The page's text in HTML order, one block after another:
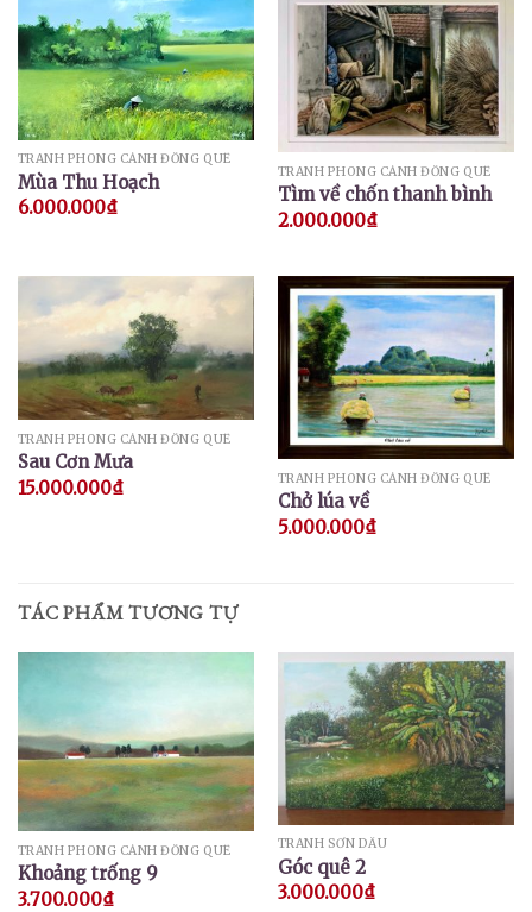
TRANH PHONG CẢNH ĐỒNG QUÊ
Mùa Thu Hoạch
6.000.000₫
TRANH PHONG CẢNH ĐỒNG QUÊ
Tìm về chốn thanh bình
2.000.000₫
TRANH PHONG CẢNH ĐỒNG QUÊ
Sau Cơn Mưa
15.000.000₫ TRANH PHONG CẢNH ĐỒNG QUÊ
Chở lúa về
5.000.000₫
TÁC PHẨM TƯƠNG TỰ
TRANH PHONG CẢNH ĐỒNG QUÊ
Khoảng trống 9
3.700.000₫
TRANH SƠN DẦU
Góc quê 2
3.000.000₫